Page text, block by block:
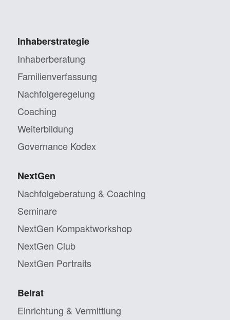
Inhaberstrategie
Inhaberberatung
Familienverfassung
Nachfolgeregelung
Coaching
Weiterbildung
Governance Kodex
NextGen
Nachfolgeberatung & Coaching
Seminare
NextGen Kompaktworkshop
NextGen Club
NextGen Portraits
Beirat
Einrichtung & Vermittlung